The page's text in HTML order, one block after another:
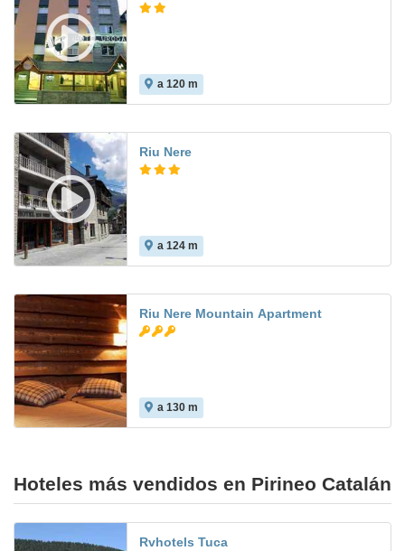
a 120 m
Riu Nere
a 124 m
Riu Nere Mountain Apartment
a 130 m
Hoteles más vendidos en Pirineo Catalán
Rvhotels Tuca